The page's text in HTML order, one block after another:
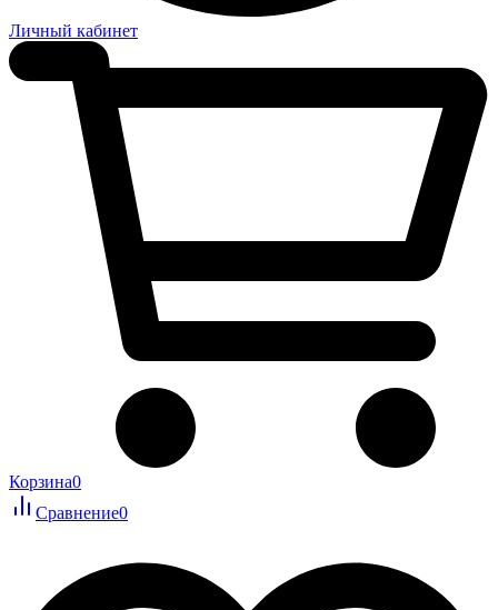
Личный кабинет
Корзина0
Сравнение0